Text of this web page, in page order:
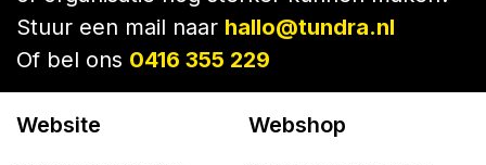
Stuur een mail naar hallo@tundra.nl
Of bel ons 0416 355 229
Website Webshop